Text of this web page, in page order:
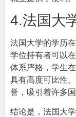
4.法国大
法国大学的学历
学位持有者可以
体系严格，学生
具有高度可比性
誉，吸引着许多
结论是，法国大